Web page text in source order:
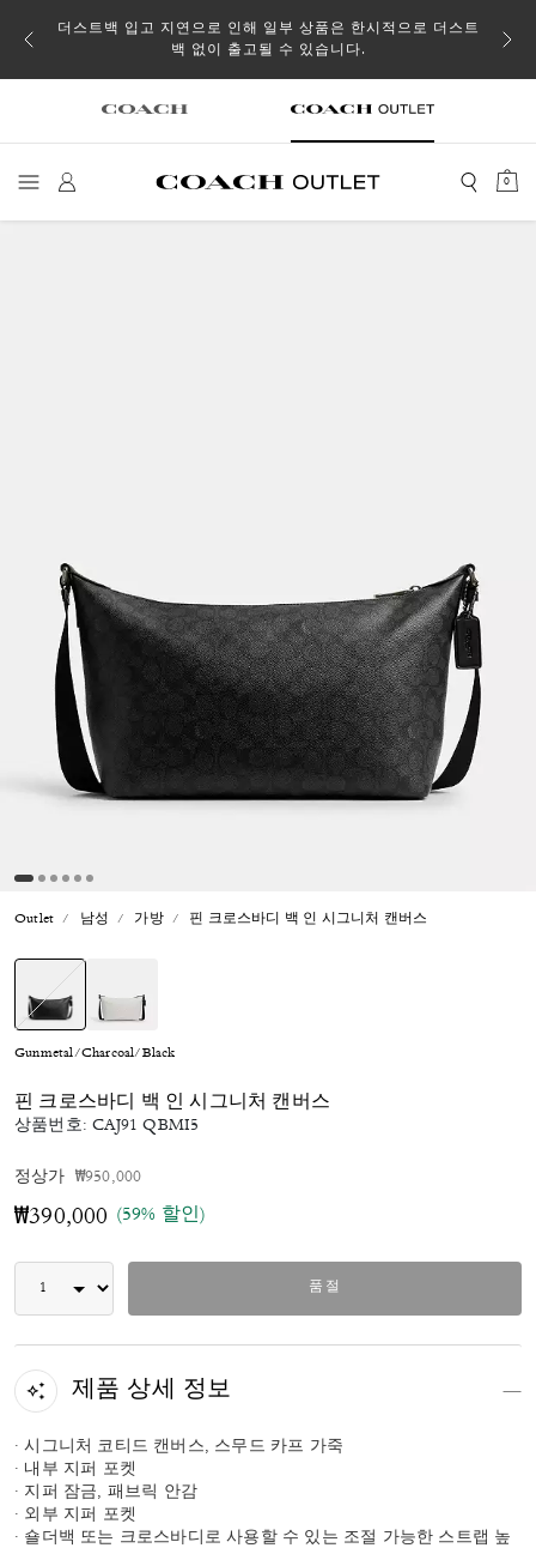
될 수
더스트백 입고 지연으로 인해 일부 상품은 한시적으로 더스트
백 없이 출고될 수 있습니다.
0
Outlet 남성 가방 핀 크로스바디 백 인 시그니처 캔버스
Gunmetal/Charcoal/Black
핀 크로스바디 백 인 시그니처 캔버스
상품번호:CAJ91 QBMI5
정상가 가격 인하 전
₩950,000인하됨
₩390,000 (59% 할인)
품절
제품 상세 정보
· 시그니처 코티드 캔버스, 스무드 카프 가죽
· 내부 지퍼 포켓
· 지퍼 잠금, 패브릭 안감
· 외부 지퍼 포켓
· 숄더백 또는 크로스바디로 사용할 수 있는 조절 가능한 스트랩 높